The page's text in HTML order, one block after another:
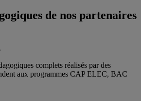
de nos partenaires
complets réalisés par des
aux programmes CAP ELEC, BAC